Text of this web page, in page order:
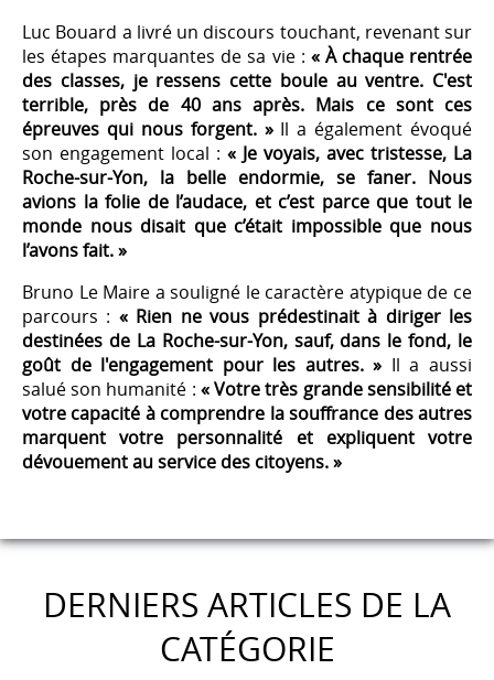
Luc Bouard a livré un discours touchant, revenant sur
les étapes marquantes de sa vie : « À chaque rentrée
des classes, je ressens cette boule au ventre. C'est
terrible, près de 40 ans après. Mais ce sont ces
épreuves qui nous forgent. » Il a également évoqué
son engagement local : « Je voyais, avec tristesse, La
Roche-sur-Yon, la belle endormie, se faner. Nous
avions la folie de l’audace, et c’est parce que tout le
monde nous disait que c’était impossible que nous
l’avons fait. »
Bruno Le Maire a souligné le caractère atypique de ce
parcours : « Rien ne vous prédestinait à diriger les
destinées de La Roche-sur-Yon, sauf, dans le fond, le
goût de l'engagement pour les autres. » Il a aussi
salué son humanité : « Votre très grande sensibilité et
votre capacité à comprendre la souffrance des autres
marquent votre personnalité et expliquent votre
dévouement au service des citoyens. »
DERNIERS ARTICLES DE LA
CATÉGORIE